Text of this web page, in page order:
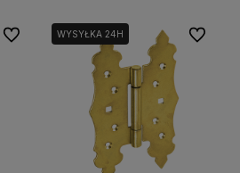
Do ulubionychWYSYŁKA 24H Do